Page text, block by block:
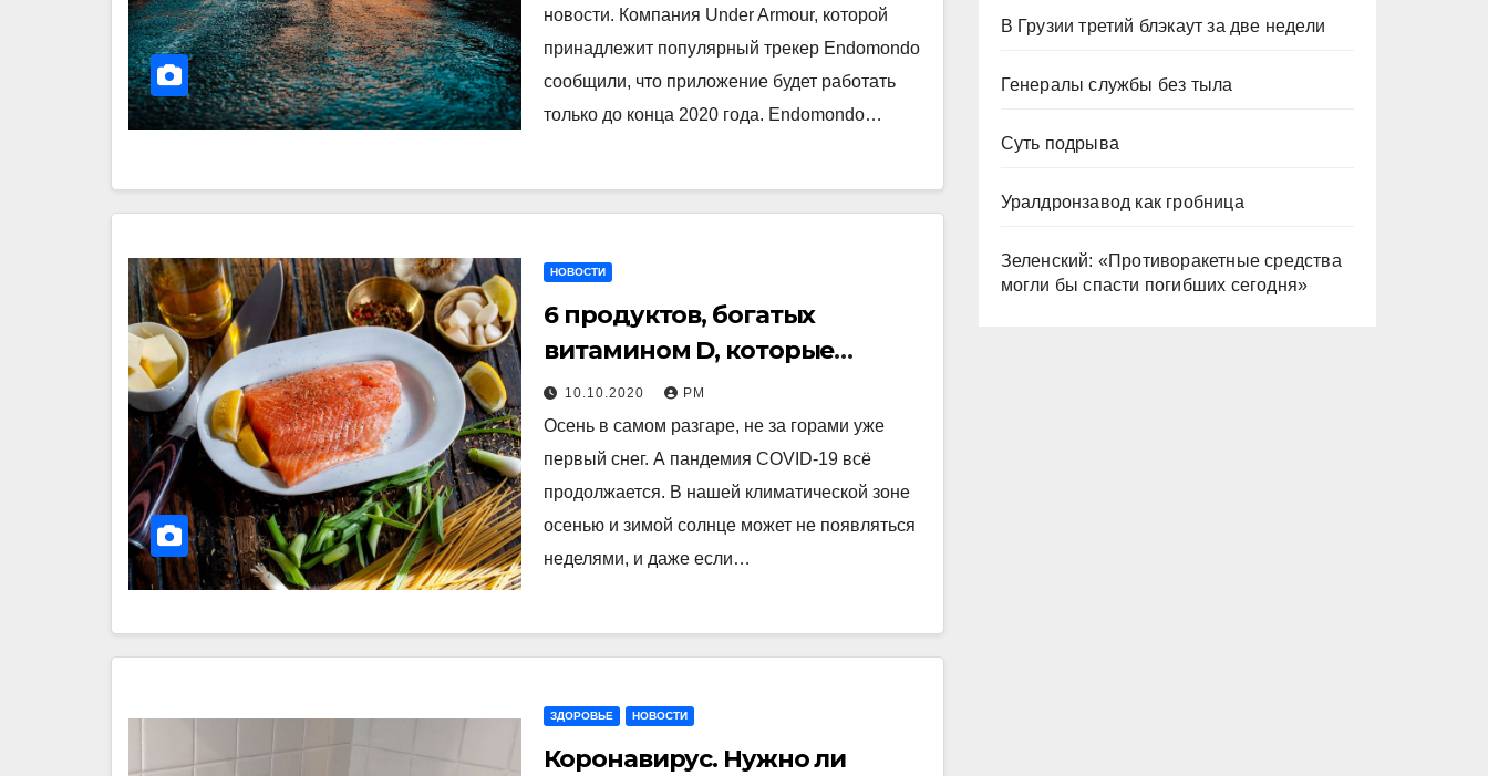
новости. Компания Under Armour, которой
принадлежит популярный трекер Endomondo
сообщили, что приложение будет работать
только до конца 2020 года. Endomondo…
НОВОСТИ
6 продуктов, богатых
витамином D, которые
помогут организму в борьбе
с COVID
10.10.2020 РМ
Осень в самом разгаре, не за горами уже
первый снег. А пандемия COVID-19 всё
продолжается. В нашей климатической зоне
осенью и зимой солнце может не появляться
неделями, и даже если…
ЗДОРОВЬЕ НОВОСТИ
Коронавирус. Нужно ли
В Грузии третий блэкаут за две недели
Генералы службы без тыла
Суть подрыва
Уралдронзавод как гробница
Зеленский: «Противоракетные средства
могли бы спасти погибших сегодня»